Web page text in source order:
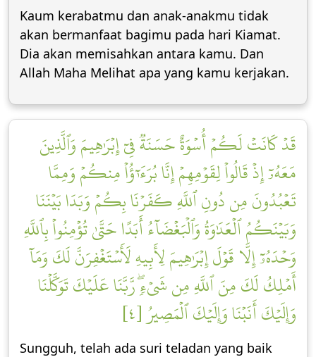
Kaum kerabatmu dan anak-anakmu tidak
akan bermanfaat bagimu pada hari Kiamat.
Dia akan memisahkan antara kamu. Dan
Allah Maha Melihat apa yang kamu kerjakan.
قَدۡ كَانَتۡ لَكُمۡ أُسۡوَةٌ حَسَنَةٞ فِيٓ إِبۡرَٰهِيمَ وَٱلَّذِينَ
مَعَهُۥٓ إِذۡ قَالُواْ لِقَوۡمِهِمۡ إِنَّا بُرَءَٰٓؤُاْ مِنكُمۡ وَمِمَّا
تَعۡبُدُونَ مِن دُونِ ٱللَّهِ كَفَرۡنَا بِكُمۡ وَبَدَا بَيۡنَنَا
وَبَيۡنَكُمُ ٱلۡعَدَٰوَةُ وَٱلۡبَغۡضَآءُ أَبَدًا حَتَّىٰ تُؤۡمِنُواْ بِٱللَّهِ
وَحۡدَهُۥٓ إِلَّا قَوۡلَ إِبۡرَٰهِيمَ لِأَبِيهِ لَأَسۡتَغۡفِرَنَّ لَكَ وَمَآ
أَمۡلِكُ لَكَ مِنَ ٱللَّهِ مِن شَيۡءٖۖ رَّبَّنَا عَلَيۡكَ تَوَكَّلۡنَا
وَإِلَيۡكَ أَنَبۡنَا وَإِلَيۡكَ ٱلۡمَصِيرُ [٤]
Sungguh, telah ada suri teladan yang baik